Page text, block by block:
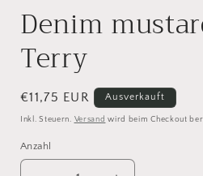
Denim
Terry
Normaler
Preis
€11,75 EUR Ausverkauft
Inkl. Steuern. Versand wird beim Checkout
Anzahl